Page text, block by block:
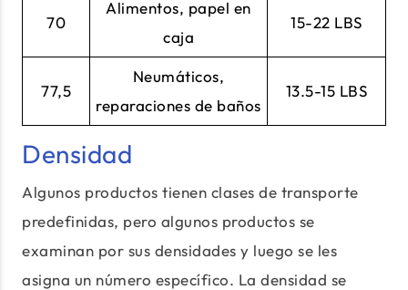
70
Alimentos, papel en
caja
15-22 LBS
77,5
Neumáticos,
reparaciones de baños
13.5-15 LBS
Densidad
Algunos productos tienen clases de transporte
predefinidas, pero algunos productos se
examinan por sus densidades y luego se les
asigna un número específico. La densidad se